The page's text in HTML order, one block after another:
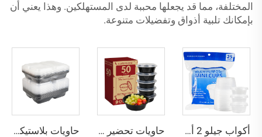
المختلفة، مما قد يجعلها محببة لدى المستهلكين. وهذا يعني أن
بإمكانك تلبية أذواق وتفضيلات متنوعة.
أكواب جيلو 2 أونصة مع أغطية، أكواب بلاستيكية قوية وآمنة للطعام تستخدم لمرة واحدة للصلصات والتوابل، حاويات صغيرة للصلصة والسلطة حاويات تحضير وجبات دائرية سوداء بسعة 42 أونصة حاويات بلاستيكية لإعداد الوجبات بـ 3 أقسام